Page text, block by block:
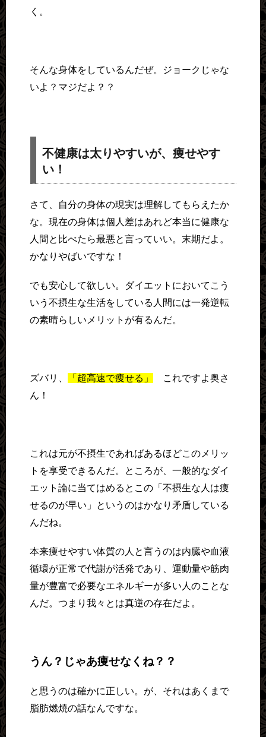
く。
そんな身体をしているんだぜ。ジョークじゃな
いよ？マジだよ？？
不健康は太りやすいが、痩せやす
い！
さて、自分の身体の現実は理解してもらえたか
な。現在の身体は個人差はあれど本当に健康な
人間と比べたら最悪と言っていい。末期だよ。
かなりやばいですな！
でも安心して欲しい。ダイエットにおいてこう
いう不摂生な生活をしている人間には一発逆転
の素晴らしいメリットが有るんだ。
ズバリ、 「超高速で痩せる」
これですよ奥さ
ん！
これは元が不摂生であればあるほどこのメリッ
トを享受できるんだ。ところが、一般的なダイ
エット論に当てはめるとこの「不摂生な人は痩
せるのが早い」というのはかなり矛盾している
んだね。
本来痩せやすい体質の人と言うのは内臓や血液
循環が正常で代謝が活発であり、運動量や筋肉
量が豊富で必要なエネルギーが多い人のことな
んだ。つまり我々とは真逆の存在だよ。
うん？じゃあ痩せなくね？？
と思うのは確かに正しい。が、それはあくまで
脂肪燃焼の話なんですな。